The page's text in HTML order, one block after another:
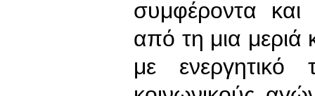
συμφέροντα και
από τη μια μεριά
με ενεργητικό